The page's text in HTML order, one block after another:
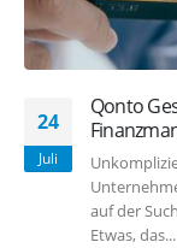
24
Juli
Qonto
auf der
Etwas, das...